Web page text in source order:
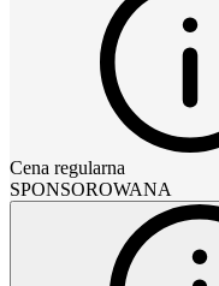
Cena regularna
SPONSOROWANA